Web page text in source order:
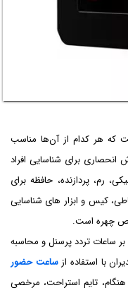
که هر کدام از آن‌ها مناسب
برای شناسایی افراد
رم، پردازنده، حافظه برای
کیس و ابزار های شناسایی
چهره است.
ساعات تردد پرسنل و محاسبه
با استفاده ازساعت حضور
تایم استراحت، مرخصی